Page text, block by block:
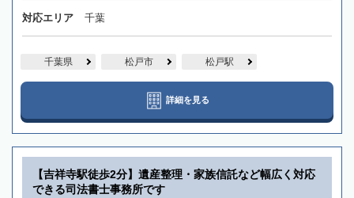
対応エリア 千葉
千葉県 松戸市 松戸駅
詳細を見る
【吉祥寺駅徒歩2分】遺産整理・家族信託など幅広く対応
できる司法書士事務所です